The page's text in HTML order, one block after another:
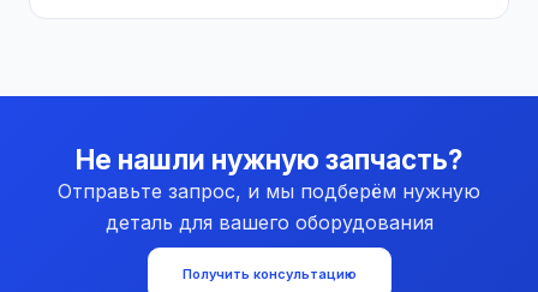
Не нашли нужную запчасть?
Отправьте запрос, и мы подберём нужную
деталь для вашего оборудования
Получить консультацию